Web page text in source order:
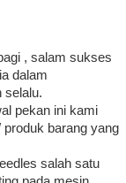
, salam sukses
dalam
selalu.
pekan ini kami
produk barang yang
salah satu